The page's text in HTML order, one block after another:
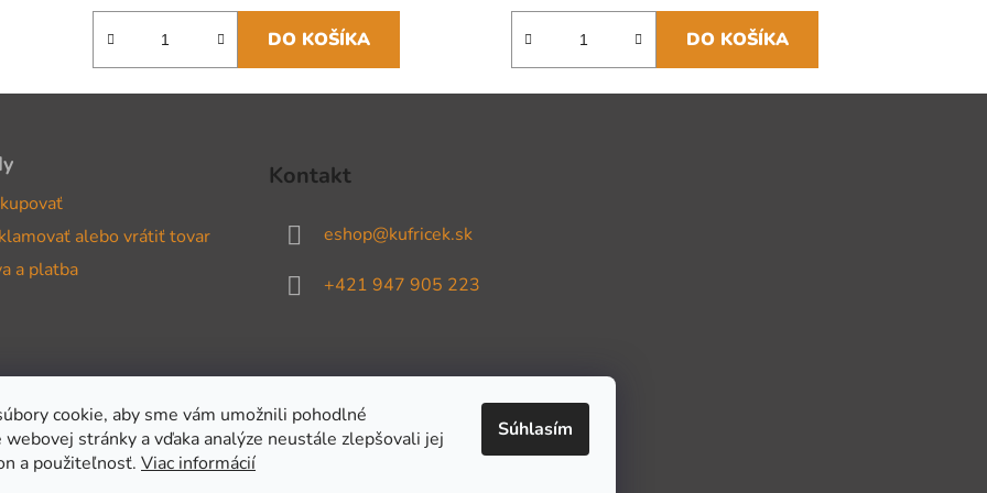
cookie, aby sme vám umožnili pohodlné
webovej stránky a vďaka analýze neustále zlepšovali jej
a použiteľnosť. Viac informácií
Súhlasím
DO KOŠÍKA DO KOŠÍKA
alebo vrátiť tovar
a platba
Kontakt
eshop@kufricek.sk
+421 947 905 223